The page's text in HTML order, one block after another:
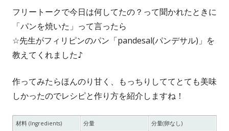
フリートークで今日は何してたの？って聞かれたときに
「パンを焼いた」って言ったら
☆先生がフィリピンのパン「pandesal(パンデサル)」を
教えてくれました♪
作ってみたらほんのり甘く、もっちりしててとても美味
しかったのでレシピと作り方を紹介しますね！
材料 (Ingredients) 分量 分量(卵なし)